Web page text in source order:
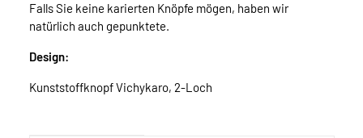
Falls Sie keine karierten Knöpfe mögen, haben wir
natürlich auch gepunktete.
Design:
Kunststoffknopf Vichykaro, 2-Loch